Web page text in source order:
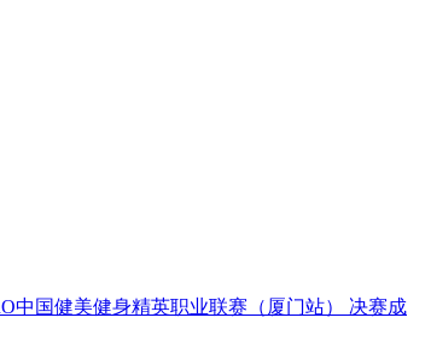
中国健美健身精英职业联赛（厦门站） 决赛成